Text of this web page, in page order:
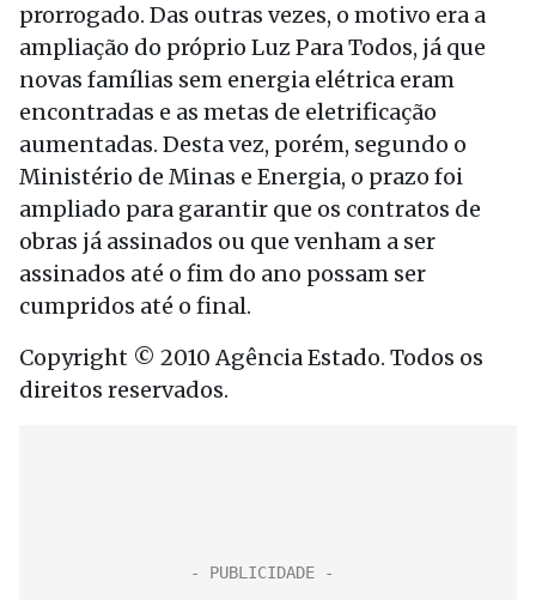
prorrogado. Das outras vezes, o motivo era a
ampliação do próprio Luz Para Todos, já que
novas famílias sem energia elétrica eram
encontradas e as metas de eletrificação
aumentadas. Desta vez, porém, segundo o
Ministério de Minas e Energia, o prazo foi
ampliado para garantir que os contratos de
obras já assinados ou que venham a ser
assinados até o fim do ano possam ser
cumpridos até o final.
Copyright © 2010 Agência Estado. Todos os
direitos reservados.